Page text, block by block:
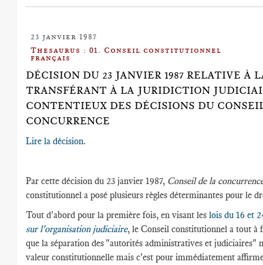
23 janvier 1987
Thesaurus : 01. Conseil constitutionnel
français
DÉCISION DU 23 JANVIER 1987 RELATIVE À
TRANSFÉRANT À LA JURIDICTION
CONTENTIEUX DES DÉCISIONS DU
CONCURRENCE
Lire la décision.
Par cette décision du 23 janvier 1987, Conseil de la
constitutionnel a posé plusieurs règles déterminantes pour le
Tout d'abord pour la première fois, en visant leslois du 16 et
sur l'organisation judiciaire, le Conseil constitutionnel a tout à
que la séparation des "autorités administratives et judiciaires"
valeur constitutionnelle mais c'est pour immédiatement